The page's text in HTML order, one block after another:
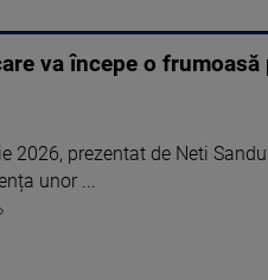
va începe o
2026, prezentat de Neti
unor ...